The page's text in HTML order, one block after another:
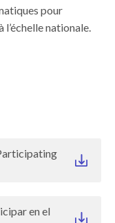
pour
nationale.
en el